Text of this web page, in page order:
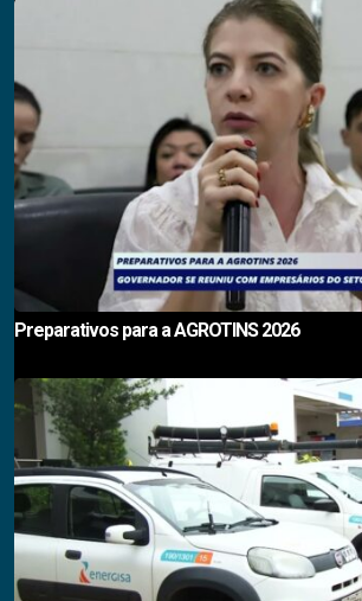
Preparativos para a AGROTINS 2026